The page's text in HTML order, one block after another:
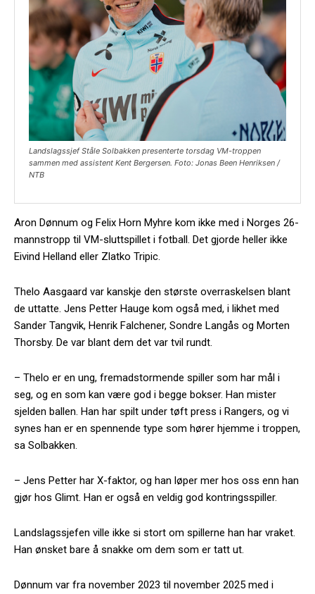
Landslagssjef Ståle Solbakken presenterte torsdag VM-troppen
sammen med assistent Kent Bergersen. Foto: Jonas Been Henriksen /
NTB
Aron Dønnum og Felix Horn Myhre kom ikke med i Norges 26-
mannstropp til VM-sluttspillet i fotball. Det gjorde heller ikke
Eivind Helland eller Zlatko Tripic.
Thelo Aasgaard var kanskje den største overraskelsen blant
de uttatte. Jens Petter Hauge kom også med, i likhet med
Sander Tangvik, Henrik Falchener, Sondre Langås og Morten
Thorsby. De var blant dem det var tvil rundt.
– Thelo er en ung, fremadstormende spiller som har mål i
seg, og en som kan være god i begge bokser. Han mister
sjelden ballen. Han har spilt under tøft press i Rangers, og vi
synes han er en spennende type som hører hjemme i troppen,
sa Solbakken.
– Jens Petter har X-faktor, og han løper mer hos oss enn han
gjør hos Glimt. Han er også en veldig god kontringsspiller.
Landslagssjefen ville ikke si stort om spillerne han har vraket.
Han ønsket bare å snakke om dem som er tatt ut.
Dønnum var fra november 2023 til november 2025 med i